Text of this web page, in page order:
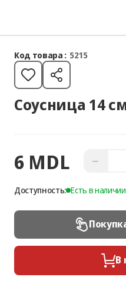
Код товара : 5215
Соусница 14
6 MDL −
Доступность: Есть в наличии
В